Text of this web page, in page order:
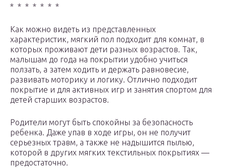
* * * * * * *
Как можно видеть из представленных
характеристик, мягкий пол подходит для комнат, в
которых проживают дети разных возрастов. Так,
малышам до года на покрытии удобно учиться
ползать, а затем ходить и держать равновесие,
развивать моторику и логику. Отлично подходит
покрытие и для активных игр и занятия спортом для
детей старших возрастов.
Родители могут быть спокойны за безопасность
ребенка. Даже упав в ходе игры, он не получит
серьезных травм, а также не надышится пылью,
которой в других мягких текстильных покрытиях —
предостаточно.